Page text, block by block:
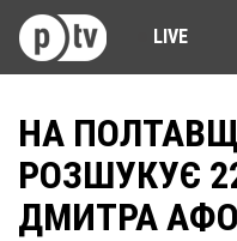
LIVE
НА
РОЗШУКУЄ
ДМИТРА